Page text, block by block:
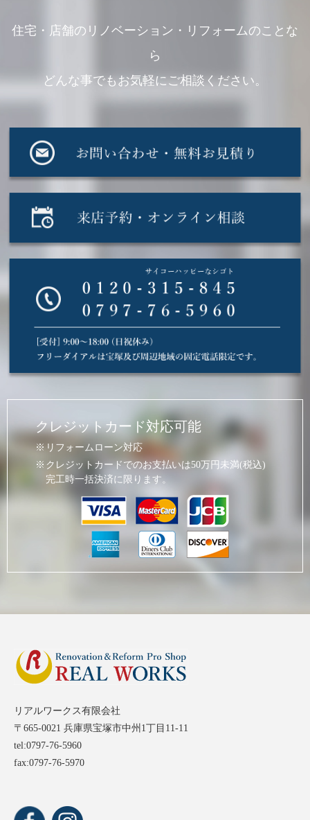
住宅・店舗のリノベーション・リフォームのことな
ら
どんな事でもお気軽にご相談ください。
クレジットカード対応可能
リフォームローン対応
クレジットカードでのお支払いは50万円未満(税込)
完工時一括決済に限ります。
リアルワークス有限会社
〒665-0021 兵庫県宝塚市中州1丁目11-11
tel:0797-76-5960
fax:0797-76-5970